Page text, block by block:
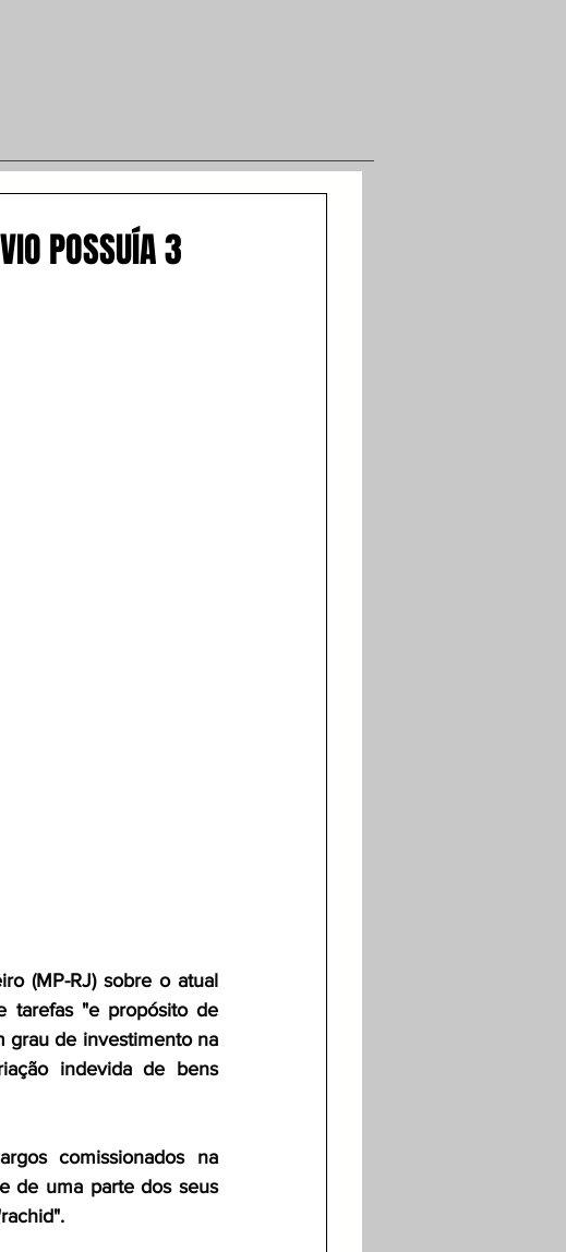
POSSUÍA 3
(MP-RJ) sobre o atual
tarefas "e propósito de
grau de investimento na
indevida de bens
comissionados na
de uma parte dos seus